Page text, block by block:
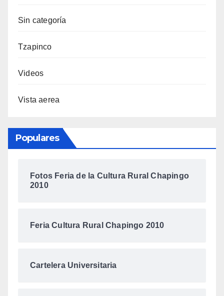
Sin categoría
Tzapinco
Videos
Vista aerea
Populares
Fotos Feria de la Cultura Rural Chapingo
2010
Feria Cultura Rural Chapingo 2010
Cartelera Universitaria